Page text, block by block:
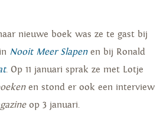
nieuwe boek was ze te gast bij
Nooit Meer Slapenen bij Ronald
. Op 11 januari sprak ze met Lotje
en stond er ook een interview
op 3 januari.